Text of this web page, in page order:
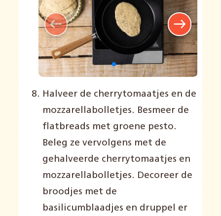
Halveer de cherrytomaatjes en de
mozzarellabolletjes. Besmeer de
flatbreads met groene pesto.
Beleg ze vervolgens met de
gehalveerde cherrytomaatjes en
mozzarellabolletjes. Decoreer de
broodjes met de
basilicumblaadjes en druppel er